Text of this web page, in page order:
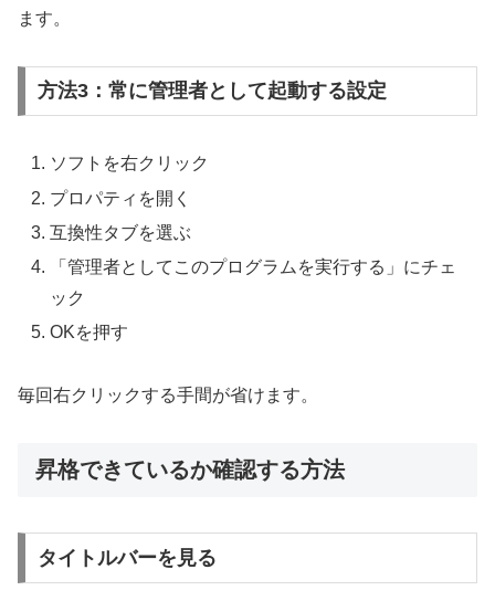
ます。
方法3：常に管理者として起動する設定
ソフトを右クリック
プロパティを開く
互換性タブを選ぶ
「管理者としてこのプログラムを実行する」にチェ
ック
OKを押す
毎回右クリックする手間が省けます。
昇格できているか確認する方法
タイトルバーを見る